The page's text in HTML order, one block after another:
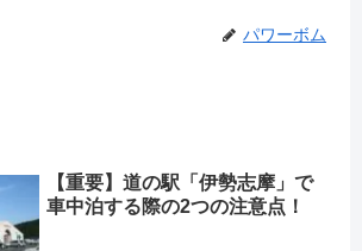
パワーボム
【重要】道の駅「伊勢志摩」で
車中泊する際の2つの注意点！